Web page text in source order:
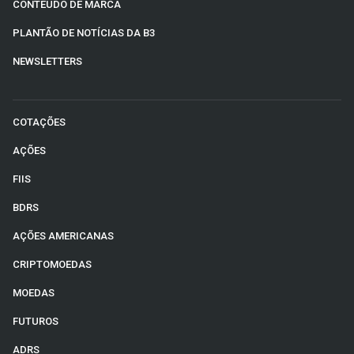
CONTEÚDO DE MARCA
PLANTÃO DE NOTÍCIAS DA B3
NEWSLETTERS
COTAÇÕES
AÇÕES
FIIS
BDRS
AÇÕES AMERICANAS
CRIPTOMOEDAS
MOEDAS
FUTUROS
ADRS